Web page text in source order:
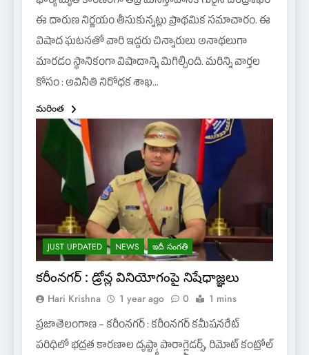
ఈ దారుణ నిర్ణయం తీసుకున్నట్లు ప్రాథమిక సమాచారం. ఈ
విషాద ఘటనతో వారి ఇద్దరు చిన్నారులు అనాథలుగా
మారడం స్థానికంగా విషాదాన్ని మిగిల్చింది. మరిన్ని వార్తల
కోసం : అవినీతి నిరోధక శాఖ…
మరింత
JUST UPDATED NEWS ఇదీ సంగతి
కరీంనగర్ : డ్రోన్ల వినియోగంపై నిషేధాజ్ఞలు
Hari Krishna 1 year ago 0 1 mins
ప్రజాతెలంగాణ – కరీంనగర్ : కరీంనగర్ కమీషనరేట్
పరిధిలో భద్రత కారణాల దృష్ట్యా పారాగ్లైడర్స్, రిమోట్ కంట్రోల్